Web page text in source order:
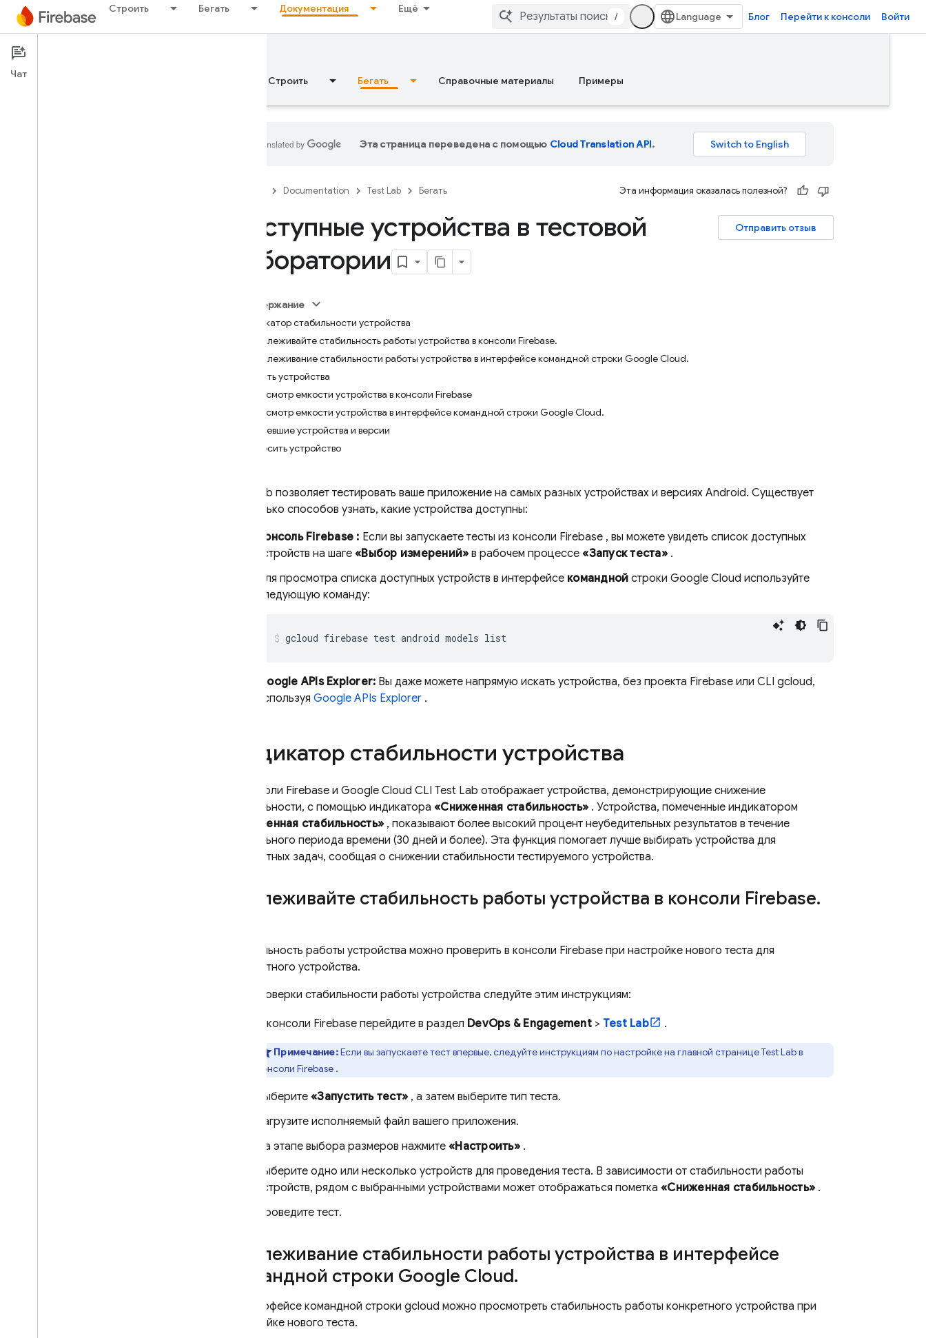
Строить Бегать Документация Ещё
/ Блог Перейти к консоли Войти
Documentation
Обзор Строить Бегать Справочные материалы Примеры
Эта страница переведена с помощью Cloud Translation API.
Documentation Test Lab Бегать Эта информация оказалась полезной?
Отправить отзыв
Доступные устройства в тестовой
лаборатории
Содержание
Индикатор стабильности устройства
Отслеживайте стабильность работы устройства в консоли Firebase.
Отслеживание стабильности работы устройства в интерфейсе командной строки Google Cloud.
Емкость устройства
Просмотр емкости устройства в консоли Firebase
Просмотр емкости устройства в интерфейсе командной строки Google Cloud.
Устаревшие устройства и версии
Запросить устройство
Test Lab позволяет тестировать ваше приложение на самых разных устройствах и версиях Android. Существует
несколько способов узнать, какие устройства доступны:
Консоль Firebase : Если вы запускаете тесты из консоли Firebase, вы можете увидеть список доступных
устройств на шаге «Выбор измерений» в рабочем процессе«Запуск теста».
Для просмотра списка доступных устройств в интерфейсе командной строки Google Cloud используйте
следующую команду:
gcloud firebase test android models list
Google APIs Explorer: Вы даже можете напрямую искать устройства, без проекта Firebase или CLI gcloud,
используя Google APIs Explorer .
Индикатор стабильности устройства
В консоли Firebase и Google Cloud CLI Test Lab отображает устройства, демонстрирующие снижение
стабильности, с помощью индикатора «Сниженная стабильность» . Устройства, помеченные индикатором
«Сниженная стабильность» , показывают более высокий процент неубедительных результатов в течение
длительного периода времени (30 дней и более). Эта функция помогает лучше выбирать устройства для
конкретных задач, сообщая о снижении стабильности тестируемого устройства.
Отслеживайте стабильность работы устройства в консоли Firebase.
Стабильность работы устройства можно проверить в консоли Firebase при настройке нового теста для
конкретного устройства.
Для проверки стабильности работы устройства следуйте этим инструкциям:
В консоли Firebase перейдите в раздел DevOps & Engagement> Test Lab .
Примечание:Если вы запускаете тест впервые, следуйте инструкциям по настройке на главной страницеTest Labв
консоли Firebase .
Выберите «Запустить тест» , а затем выберите тип теста.
Загрузите исполняемый файл вашего приложения.
На этапе выбора размеров нажмите «Настроить».
Выберите одно или несколько устройств для проведения теста. В зависимости от стабильности работы
устройств, рядом с выбранными устройствами может отображаться пометка «Сниженная стабильность» .
Проведите тест.
Отслеживание стабильности работы устройства в интерфейсе
командной строки Google Cloud.
В интерфейсе командной строки gcloud можно просмотреть стабильность работы конкретного устройства при
настройке нового теста.
Чат